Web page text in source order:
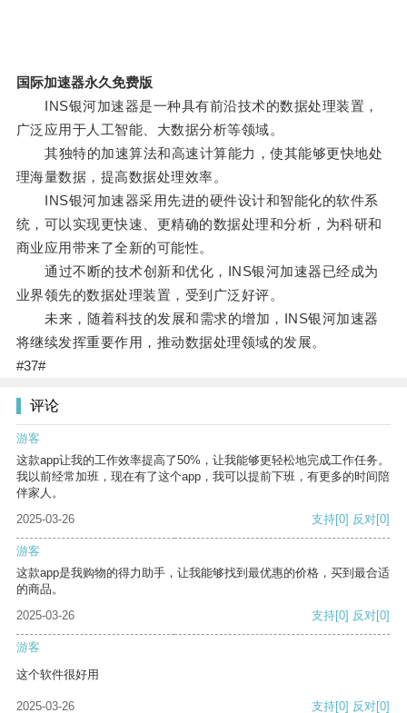
国际加速器永久免费版
INS银河加速器是一种具有前沿技术的数据处理装置，
广泛应用于人工智能、大数据分析等领域。
其独特的加速算法和高速计算能力，使其能够更快地处
理海量数据，提高数据处理效率。
INS银河加速器采用先进的硬件设计和智能化的软件系
统，可以实现更快速、更精确的数据处理和分析，为科研和
商业应用带来了全新的可能性。
通过不断的技术创新和优化，INS银河加速器已经成为
业界领先的数据处理装置，受到广泛好评。
未来，随着科技的发展和需求的增加，INS银河加速器
将继续发挥重要作用，推动数据处理领域的发展。
#37#
评论
游客
这款app让我的工作效率提高了50%，让我能够更轻松地完成工作任务。
我以前经常加班，现在有了这个app，我可以提前下班，有更多的时间陪
伴家人。
2025-03-26
支持[0] 反对[0]
游客
这款app是我购物的得力助手，让我能够找到最优惠的价格，买到最合适
的商品。
2025-03-26
支持[0] 反对[0]
游客
这个软件很好用
2025-03-26 支持[0] 反对[0]